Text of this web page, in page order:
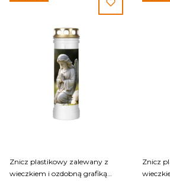
Znicz plastikowy zalewany z
wieczkiem i ozdobną grafiką
Znicz